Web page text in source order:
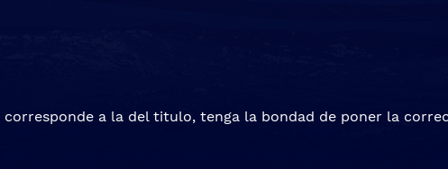
corresponde a la del titulo, tenga la bondad de poner la